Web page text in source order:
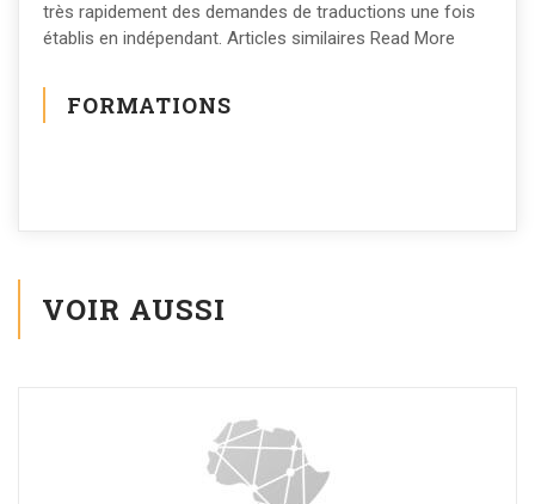
très rapidement des demandes de traductions une fois
établis en indépendant. Articles similaires Read More
FORMATIONS
VOIR AUSSI